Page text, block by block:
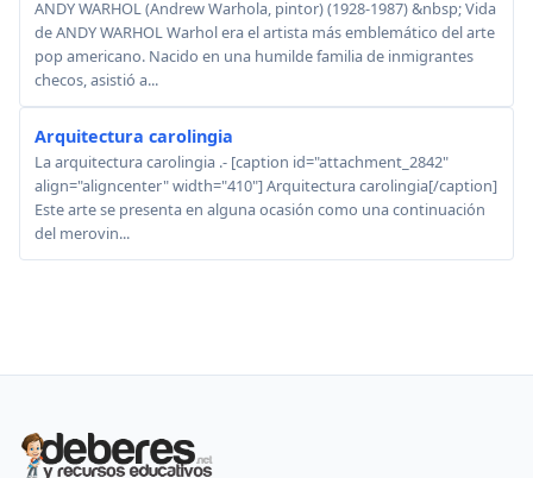
ANDY WARHOL (Andrew Warhola, pintor) (1928-1987) &nbsp; Vida
de ANDY WARHOL Warhol era el artista más emblemático del arte
pop americano. Nacido en una humilde familia de inmigrantes
checos, asistió a...
Arquitectura carolingia
La arquitectura carolingia .- [caption id="attachment_2842"
align="aligncenter" width="410"] Arquitectura carolingia[/caption]
Este arte se presenta en alguna ocasión como una continuación
del merovin...